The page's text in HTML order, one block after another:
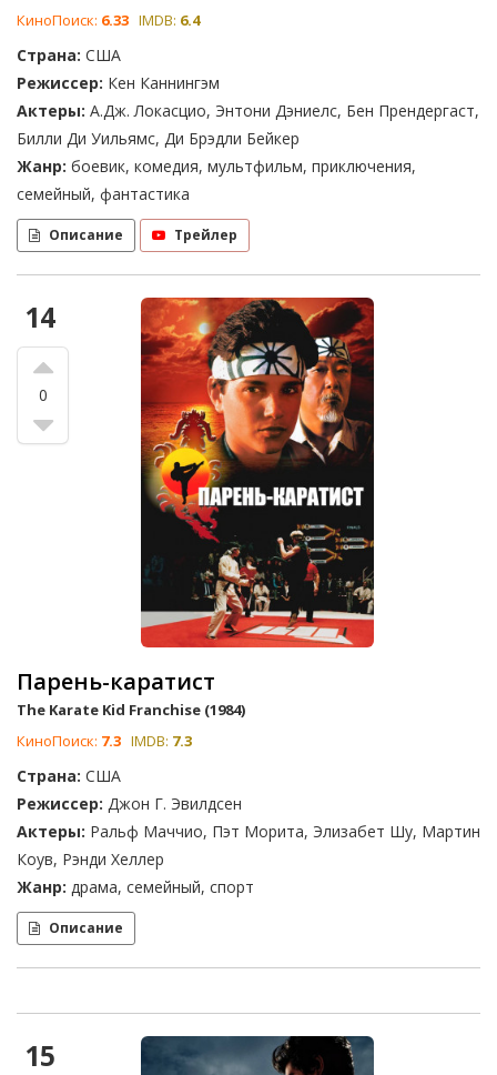
КиноПоиск: 6.33 IMDB: 6.4
Страна: США
Режиссер: Кен Каннингэм
Актеры: А.Дж. Локасцио, Энтони Дэниелс, Бен Прендергаст,
Билли Ди Уильямс, Ди Брэдли Бейкер
Жанр: боевик, комедия, мультфильм, приключения,
семейный, фантастика
Описание Трейлер
14
0
Парень-каратист
The Karate Kid Franchise (1984)
КиноПоиск: 7.3 IMDB: 7.3
Страна: США
Режиссер: Джон Г. Эвилдсен
Актеры: Ральф Маччио, Пэт Морита, Элизабет Шу, Мартин
Коув, Рэнди Хеллер
Жанр: драма, семейный, спорт
Описание
15